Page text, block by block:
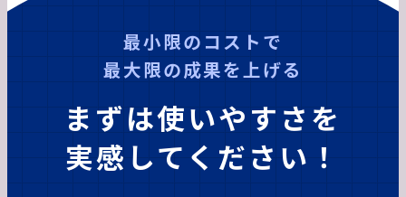
最小限のコストで
最大限の成果を上げる
まずは使いやすさを
実感してください！